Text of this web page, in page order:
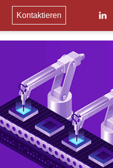
Kontaktieren